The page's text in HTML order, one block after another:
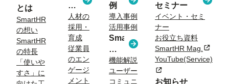
とは
SmartHR
の想い
SmartHR
の特長
「使いや
すさ」に
決
す
る
課
題
人材の
採用・
育成
従業員
のエン
ゲージ
メント
例
導入事例
活用事例
SmartHR
コ
ラ
ム
機能解説
ユーザー
コミュニ
セミナー
イベント・セミ
ナー
お役立ち資料
SmartHR Mag. 新規タ
YouTube(Service)
新規タブまたはウィン
お知らせ